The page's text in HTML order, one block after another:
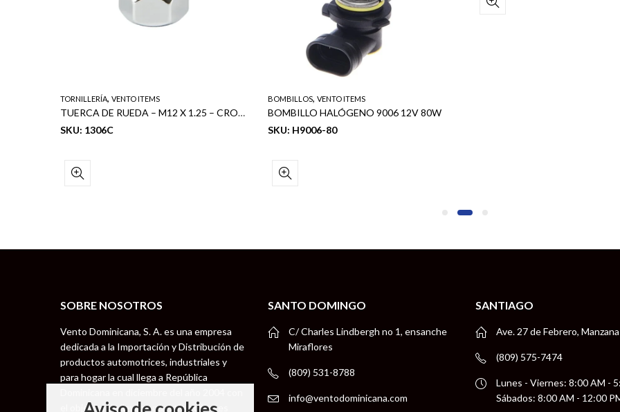
TORNILLERÍA, VENTO ITEMS
TUERCA DE RUEDA – M12 X 1.25 – CROMADA (20/1)
SKU: 1306C
BOMBILLOS, VENTO ITEMS
BOMBILLO HALÓGENO 9006 12V 80W
SKU: H9006-80
SOBRE NOSOTROS
Vento Dominicana, S. A. es una empresa
dedicada a la Importación y Distribución de
productos automotrices, industriales y
para hogar la cual llega a República
el objetivo de llevar a nuestros clientes
SANTO DOMINGO
C/ Charles Lindbergh no 1, ensanche
Miraflores
(809) 531-8788
info@ventodominicana.com
SANTIAGO
Ave. 27 de Febrero,
(809) 575-7474
Lunes - Viernes: 8:00 AM -
Sábados: 8:00 AM - 12:00